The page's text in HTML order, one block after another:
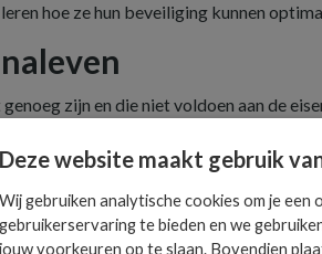
hoe ze hun beveiliging kunnen
zijn en die niet voldoen aan de
van maximaal 10 miljoen euro of 2
kunnen personen met een
gebied van cybersecurity persoonlijk
voor het niet naleven.
Deze website maakt gebruik
Wij gebruiken analytische cookies om je een
gebruikerservaring te bieden en we
jouw voorkeuren op te slaan. Bovendien